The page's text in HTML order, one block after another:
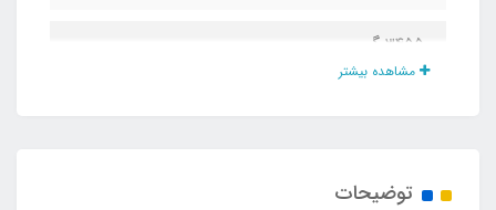
3455 گرم
مشاهده بیشتر
توضیحات